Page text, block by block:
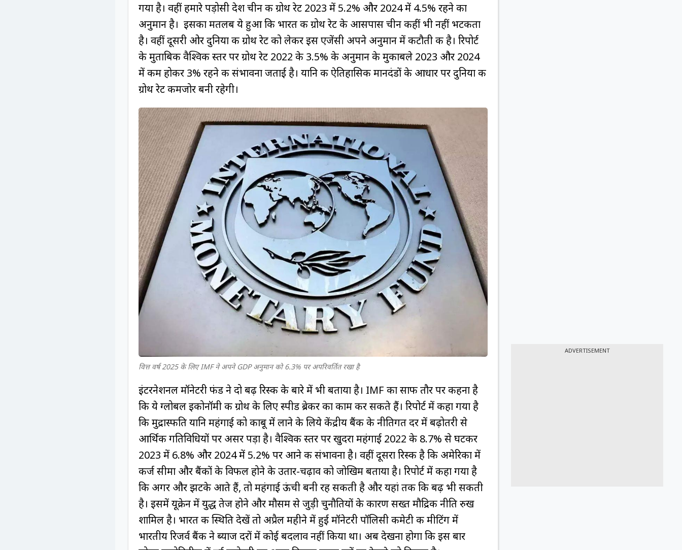
गया है। वहीं हमारे पड़ोसी देश चीन की ग्रोथ रेट 2023 में 5.2% और 2024 में 4.5% रहने का
अनुमान है। इसका मतलब ये हुआ कि भारत की ग्रोथ रेट के आसपास चीन कहीं भी नहीं भटकता
है। वहीं दूसरी ओर दुनिया की ग्रोथ रेट को लेकर इस एजेंसी अपने अनुमान में कटौती की है। रिपोर्ट
के मुताबिक वैश्विक स्तर पर ग्रोथ रेट 2022 के 3.5% के अनुमान के मुकाबले 2023 और 2024
में कम होकर 3% रहने की संभावना जताई है। यानि की ऐतिहासिक मानदंडों के आधार पर दुनिया की
ग्रोथ रेट कमजोर बनी रहेगी।
वित्त वर्ष 2025 के लिए IMF ने अपने GDP अनुमान को 6.3% पर अपरिवर्तित रखा है
इंटरनेशनल मॉनेटरी फंड ने दो बढ़ रिस्क के बारे में भी बताया है। IMF का साफ तौर पर कहना है
कि ये ग्लोबल इकोनॉमी की ग्रोथ के लिए स्पीड ब्रेकर का काम कर सकते हैं। रिपोर्ट में कहा गया है
कि मुद्रास्फीति यानि महंगाई को काबू में लाने के लिये केंद्रीय बैंक के नीतिगत दर में बढ़ोतरी से
आर्थिक गतिविधियों पर असर पड़ा है। वैश्विक स्तर पर खुदरा महंगाई 2022 के 8.7% से घटकर
2023 में 6.8% और 2024 में 5.2% पर आने की संभावना है। वहीं दूसरा रिस्क है कि अमेरिका में
कर्ज सीमा और बैंकों के विफल होने के उतार-चढ़ाव को जोखिम बताया है। रिपोर्ट में कहा गया है
कि अगर और झटके आते हैं, तो महंगाई ऊंची बनी रह सकती है और यहां तक ​​कि बढ़ भी सकती
है। इसमें यूक्रेन में युद्ध तेज होने और मौसम से जुड़ी चुनौतियों के कारण सख्त मौद्रिक नीति रुख
शामिल है। भारत की स्थिति देखें तो अप्रैल महीने में हुई मॉनेटरी पॉलिसी कमेटी की मीटिंग में
भारतीय रिजर्व बैंक ने ब्याज दरों में कोई बदलाव नहीं किया था। अब देखना होगा कि इस बार
ADVERTISEMENT